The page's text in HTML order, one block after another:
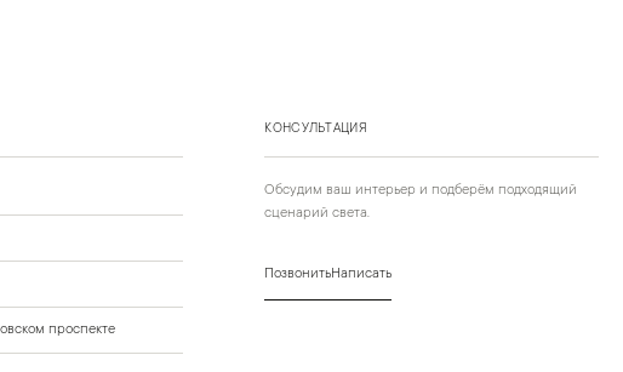
КОНСУЛЬТАЦИЯ
Обсудим ваш интерьер и подберём подходящий
сценарий света.
ПозвонитьНаписать
проспекте